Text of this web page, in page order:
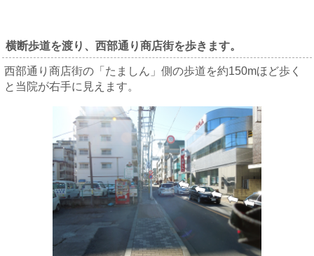
横断歩道を渡り、西部通り商店街を歩きます。
西部通り商店街の「たましん」側の歩道を約150mほど歩く
と当院が右手に見えます。